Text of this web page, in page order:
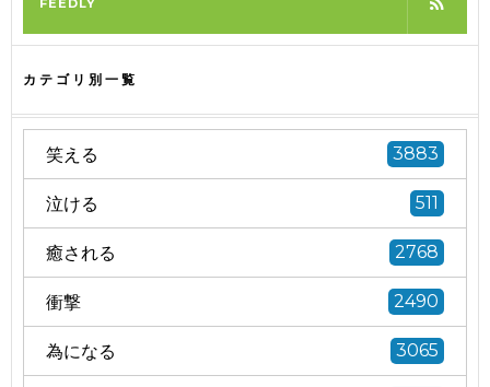
FEEDLY
カテゴリ別一覧
笑える 3883
泣ける 511
癒される 2768
衝撃 2490
為になる 3065